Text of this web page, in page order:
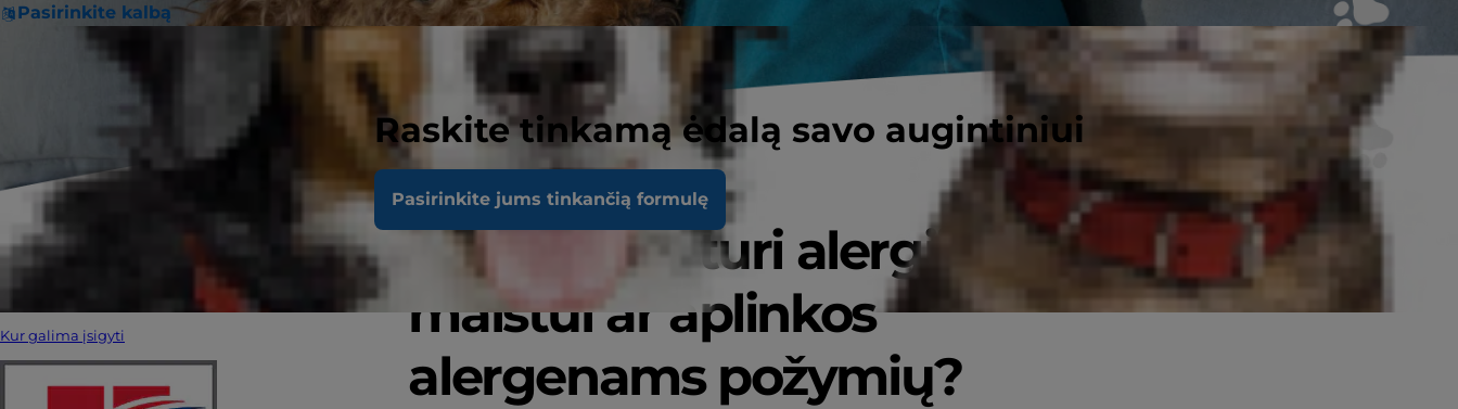
Pasirinkite kalbą
Raskite tinkamą ėdalą savo augintiniui
Pasirinkite jums tinkančią formulę
Kur galima įsigyti
Ar jūsų šuo turi alergijos
maistui ar aplinkos
alergenams požymių?